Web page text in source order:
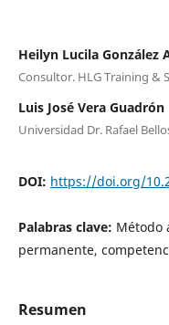
Heilyn Lucila González
Consultor. HLG Training &
Luis José Vera Guadrón
Universidad Dr. Rafael
DOI: https://doi.org/
Palabras clave: Método
permanente,
Resumen